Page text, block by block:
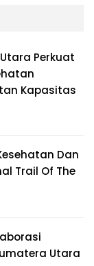
Perkuat
Kapasitas
Dan
Trail Of The
Utara